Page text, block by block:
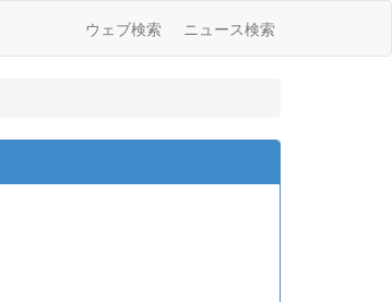
ウェブ検索 ニュース検索